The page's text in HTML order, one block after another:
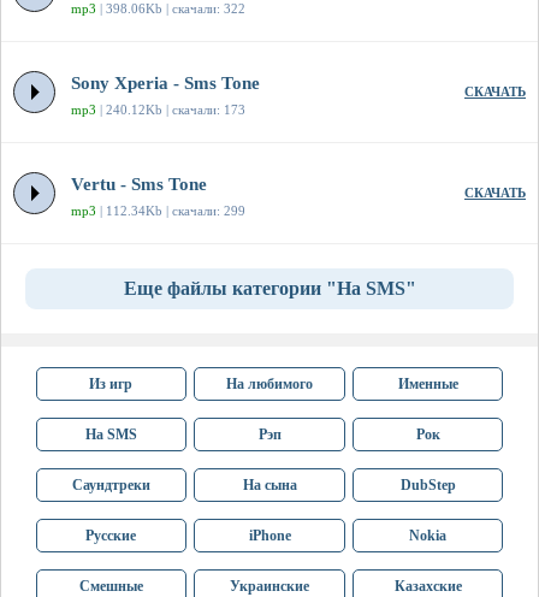
mp3 | 398.06Kb | скачали: 322
Sony Xperia - Sms Tone
mp3 | 240.12Kb | скачали: 173
СКАЧАТЬ
Vertu - Sms Tone
mp3 | 112.34Kb | скачали: 299
СКАЧАТЬ
Еще файлы категории "На SMS"
Из игр На любимого Именные
На SMS Рэп Рок
Саундтреки На сына DubStep
Русские iPhone Nokia
Смешные Украинские Казахские